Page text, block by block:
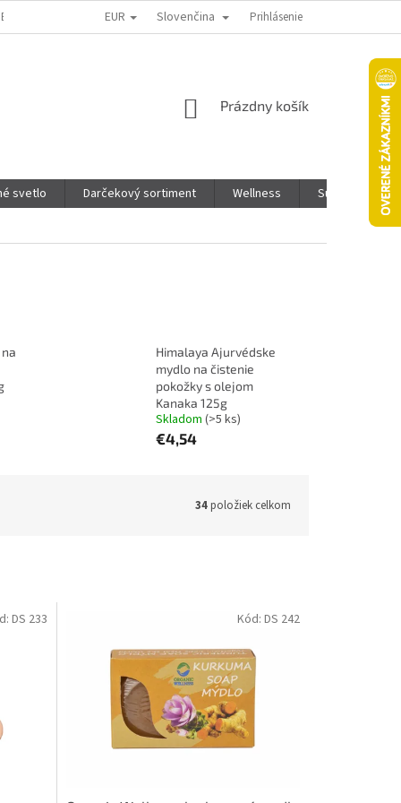
TOVARU KTO SME PONUKA PRE INFLUENCEROV
EUR Slovenčina Prihlásenie
NÁKUPNÝ
Prázdny košík
svetlo Darčekový sortiment Wellness Super Pet -
Himalaya Ajurvédske
mydlo na čistenie
pokožky s olejom
Kanaka 125g
Skladom (>5 ks)
€4,54
34položiek celkom
DS 233 Kód: DS 242